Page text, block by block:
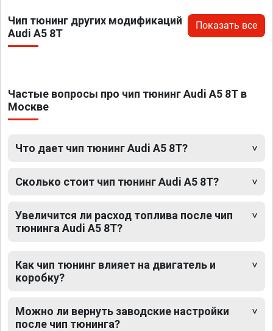
Чип тюнинг других модификаций
Audi A5 8T
Показать все
Частые вопросы про чип тюнинг Audi A5 8T в
Москве
Что дает чип тюнинг Audi A5 8T?
Сколько стоит чип тюнинг Audi A5 8T?
Увеличится ли расход топлива после чип
тюнинга Audi A5 8T?
Как чип тюнинг влияет на двигатель и
коробку?
Можно ли вернуть заводские настройки
после чип тюнинга?